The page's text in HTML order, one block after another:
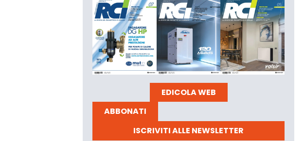
EDICOLA WEB
ABBONATI
ISCRIVITI ALLE NEWSLETTER